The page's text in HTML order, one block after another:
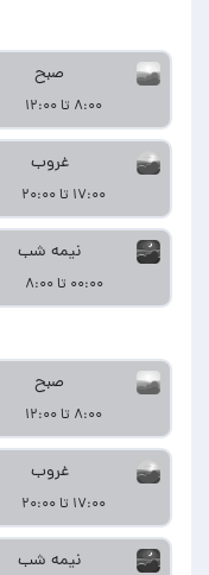
صبح
۸:۰۰ تا ۱۲:۰۰
غروب
۱۷:۰۰ تا ۲۰:۰۰
نیمه شب
۰۰:۰۰ تا ۸:۰۰
صبح
۸:۰۰ تا ۱۲:۰۰
غروب
۱۷:۰۰ تا ۲۰:۰۰
نیمه شب